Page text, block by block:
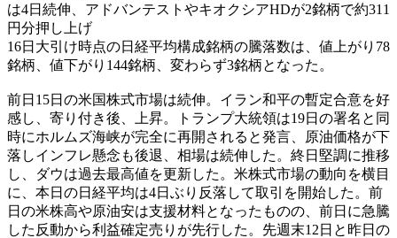
は4日続伸、アドバンテストやキオクシアHDが2銘柄で約311
円分押し上げ
16日大引け時点の日経平均構成銘柄の騰落数は、値上がり78
銘柄、値下がり144銘柄、変わらず3銘柄となった。
前日15日の米国株式市場は続伸。イラン和平の暫定合意を好
感し、寄り付き後、上昇。トランプ大統領は19日の署名と同
時にホルムズ海峡が完全に再開されると発言、原油価格が下
落しインフレ懸念も後退、相場は続伸した。終日堅調に推移
し、ダウは過去最高値を更新した。米株式市場の動向を横目
に、本日の日経平均は4日ぶり反落して取引を開始した。前
日の米株高や原油安は支援材料となったものの、前日に急騰
した反動から利益確定売りが先行した。先週末12日と昨日の